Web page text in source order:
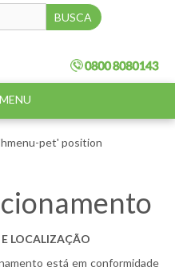
MENU
pet' position
LOCALIZAÇÃO
está em conformidade